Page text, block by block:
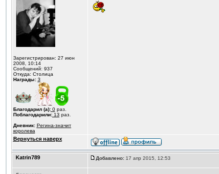
Зарегистрирован: 27 июн
2008, 10:14
Сообщений: 937
Откуда: Столица
Награды: 3
Благодарил (а):0раз.
Поблагодарили:13 раз.
Дневник: Регина-значит
королева
Вернуться наверх
Katrin789 Добавлено:17 апр 2015, 12:53